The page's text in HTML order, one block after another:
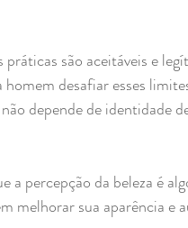
são aceitáveis e
desafiar esses
depende de identidade
percepção da beleza é
melhorar sua aparência e